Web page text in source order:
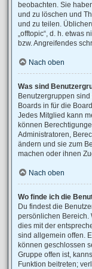
beobachten. Sie
und zu löschen und
und zu teilen.
„offtopic“, d. h. etwas
bzw. Angreifendes
Nach oben
Was sind
Benutzergruppen
Boards in für die
Jedes Mitglied kann
können
Administratoren,
ändern und sie zum
machen oder ihnen
Nach oben
Wo finde ich die
Du findest die
persönlichen Bereich.
dies mit der
sind allgemein offen.
können geschlossen
Gruppe offen ist,
Funktion beitreten;